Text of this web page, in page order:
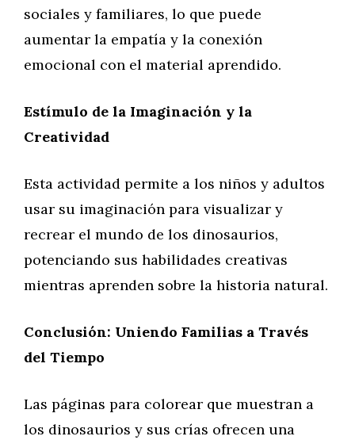
sociales y familiares, lo que puede
aumentar la empatía y la conexión
emocional con el material aprendido.
Estímulo de la Imaginación y la
Creatividad
Esta actividad permite a los niños y adultos
usar su imaginación para visualizar y
recrear el mundo de los dinosaurios,
potenciando sus habilidades creativas
mientras aprenden sobre la historia natural.
Conclusión: Uniendo Familias a Través
del Tiempo
Las páginas para colorear que muestran a
los dinosaurios y sus crías ofrecen una